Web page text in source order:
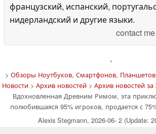
французский, испанский,
нидерландский и другие языки.
contact
'
> Обзоры Ноутбуков, Смартфонов,
Новости> Архив новостей> Архив новостей
Вдохновленная Древним Римом, эта
полюбившаяся 95% игроков, продается с
Alexis Stegmann, 2026-06- 2 (Update: